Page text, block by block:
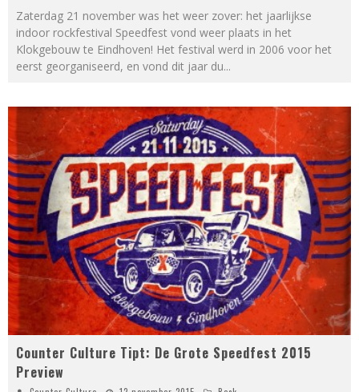
Zaterdag 21 november was het weer zover: het jaarlijkse
indoor rockfestival Speedfest vond weer plaats in het
Klokgebouw te Eindhoven! Het festival werd in 2006 voor het
eerst georganiseerd, en vond dit jaar du...
Counter Culture Tipt: De Grote Speedfest 2015
Preview